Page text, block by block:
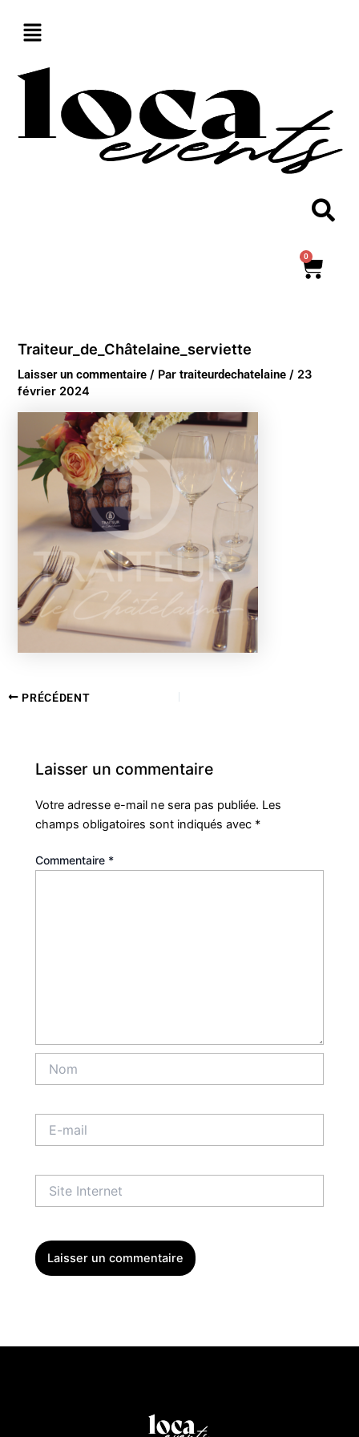
0
Traiteur_de_Châtelaine_serviette
Laisser un commentaire / Partraiteurdechatelaine/ 23
février 2024
PRÉCÉDENT
Laisser un commentaire
Votre adresse e-mail ne sera pas publiée. Les
champs obligatoires sont indiqués avec *
Commentaire *
mail
Internet